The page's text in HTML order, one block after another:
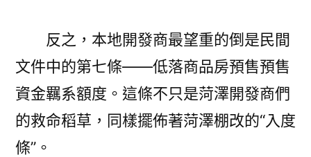
反之，本地開發商最望重的倒是民間
文件中的第七條——低落商品房預售預售
資金羈系額度。這條不只是菏澤開發商們
的救命稻草，同樣擺佈著菏澤棚改的“入度
條”。